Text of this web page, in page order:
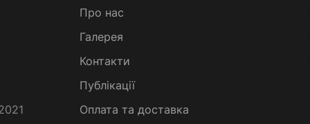
Про нас
Галерея
Контакти
Публікації
Оплата та доставка